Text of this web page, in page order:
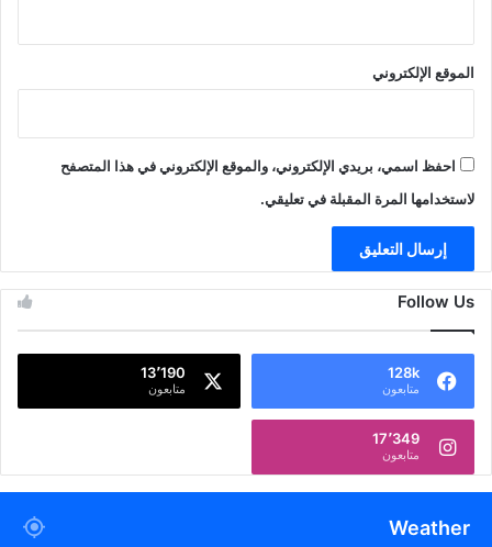
الموقع الإلكتروني
احفظ اسمي، بريدي الإلكتروني، والموقع الإلكتروني في هذا المتصفح
لاستخدامها المرة المقبلة في تعليقي.
Follow Us
128k
متابعون
13٬190
متابعون
17٬349
متابعون
Weather